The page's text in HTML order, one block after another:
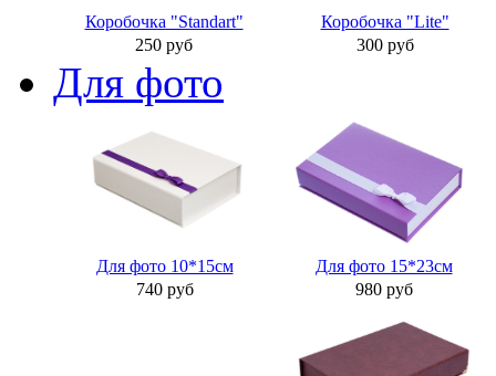
Коробочка "Standart"
Коробочка "Lite"
250 руб
300 руб
Для фото
Для фото 10*15см
Для фото 15*23см
740 руб
980 руб